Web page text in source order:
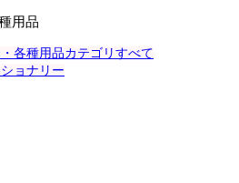
用品
各種用品カテゴリすべて
ョナリー